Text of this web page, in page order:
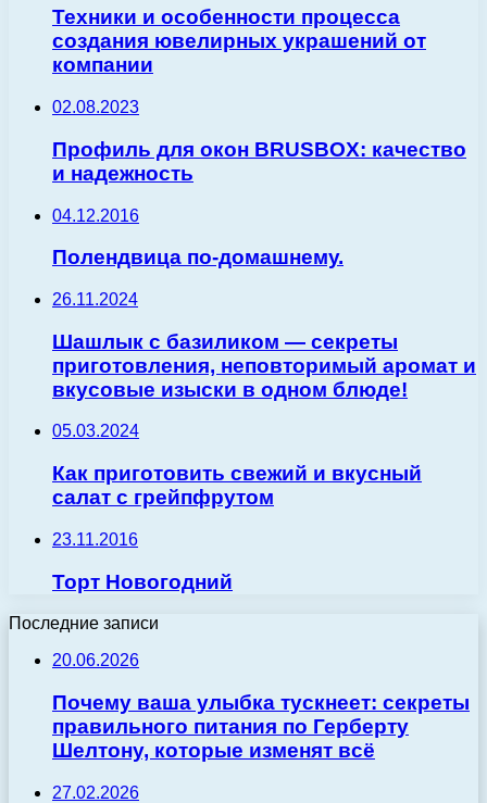
Техники и особенности процесса
создания ювелирных украшений от
компании
02.08.2023
Профиль для окон BRUSBOX: качество
и надежность
04.12.2016
Полендвица по-домашнему.
26.11.2024
Шашлык с базиликом — секреты
приготовления, неповторимый аромат и
вкусовые изыски в одном блюде!
05.03.2024
Как приготовить свежий и вкусный
салат с грейпфрутом
23.11.2016
Торт Новогодний
Последние записи
20.06.2026
Почему ваша улыбка тускнеет: секреты
правильного питания по Герберту
Шелтону, которые изменят всё
27.02.2026